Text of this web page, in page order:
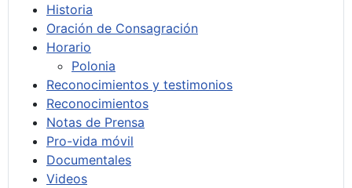
Historia
Oración de Consagración
Horario
Polonia
Reconocimientos y testimonios
Reconocimientos
Notas de Prensa
Pro-vida móvil
Documentales
Videos